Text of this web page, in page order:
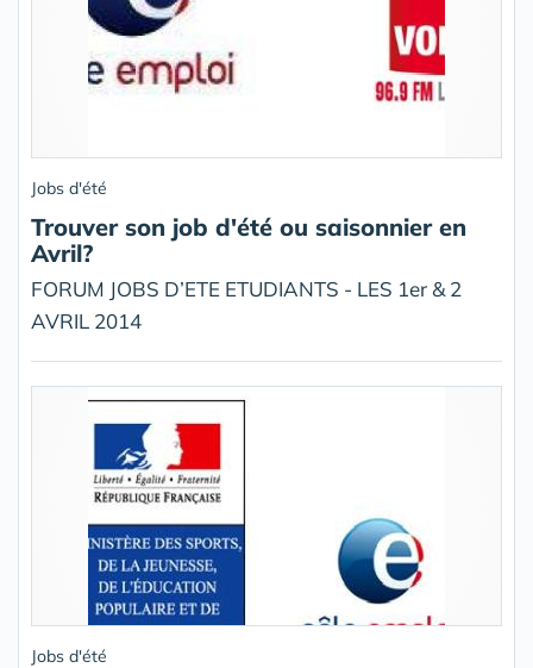
Jobs d'été
Trouver son job d'été ou saisonnier en
Avril?
FORUM JOBS D’ETE ETUDIANTS - LES 1er & 2
AVRIL 2014
Jobs d'été